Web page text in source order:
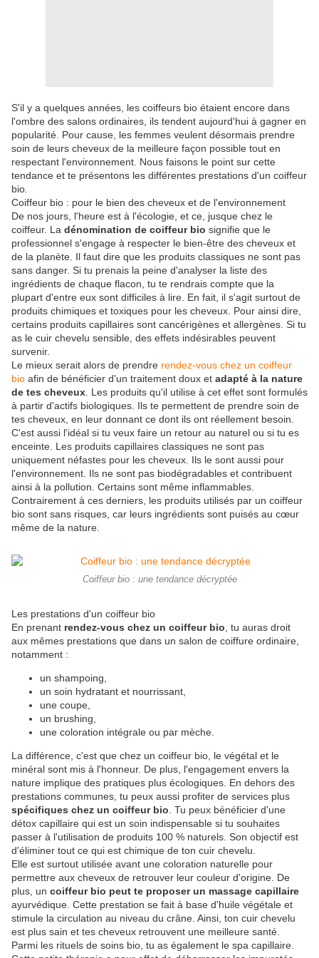
S'il y a quelques années, les coiffeurs bio étaient encore dans
l'ombre des salons ordinaires, ils tendent aujourd'hui à gagner en
popularité. Pour cause, les femmes veulent désormais prendre
soin de leurs cheveux de la meilleure façon possible tout en
respectant l'environnement. Nous faisons le point sur cette
tendance et te présentons les différentes prestations d'un coiffeur
bio.
Coiffeur bio : pour le bien des cheveux et de l'environnement
De nos jours, l'heure est à l'écologie, et ce, jusque chez le
coiffeur. La dénomination de coiffeur bio signifie que le
professionnel s'engage à respecter le bien-être des cheveux et
de la planète. Il faut dire que les produits classiques ne sont pas
sans danger. Si tu prenais la peine d'analyser la liste des
ingrédients de chaque flacon, tu te rendrais compte que la
plupart d'entre eux sont difficiles à lire. En fait, il s'agit surtout de
produits chimiques et toxiques pour les cheveux. Pour ainsi dire,
certains produits capillaires sont cancérigènes et allergènes. Si tu
as le cuir chevelu sensible, des effets indésirables peuvent
survenir.
Le mieux serait alors de prendre rendez-vous chez un coiffeur
bio afin de bénéficier d'un traitement doux et adapté à la nature
de tes cheveux . Les produits qu'il utilise à cet effet sont formulés
à partir d'actifs biologiques. Ils te permettent de prendre soin de
tes cheveux, en leur donnant ce dont ils ont réellement besoin.
C'est aussi l'idéal si tu veux faire un retour au naturel ou si tu es
enceinte. Les produits capillaires classiques ne sont pas
uniquement néfastes pour les cheveux. Ils le sont aussi pour
l'environnement. Ils ne sont pas biodégradables et contribuent
ainsi à la pollution. Certains sont même inflammables.
Contrairement à ces derniers, les produits utilisés par un coiffeur
bio sont sans risques, car leurs ingrédients sont puisés au cœur
même de la nature.
Coiffeur bio : une tendance décryptée
Les prestations d'un coiffeur bio
En prenant rendez-vous chez un coiffeur bio , tu auras droit
aux mêmes prestations que dans un salon de coiffure ordinaire,
notamment :
un shampoing,
un soin hydratant et nourrissant,
une coupe,
un brushing,
une coloration intégrale ou par mèche.
La différence, c'est que chez un coiffeur bio, le végétal et le
minéral sont mis à l'honneur. De plus, l'engagement envers la
nature implique des pratiques plus écologiques. En dehors des
prestations communes, tu peux aussi profiter de services plus
spécifiques chez un coiffeur bio . Tu peux bénéficier d'une
détox capillaire qui est un soin indispensable si tu souhaites
passer à l'utilisation de produits 100 % naturels. Son objectif est
d'éliminer tout ce qui est chimique de ton cuir chevelu.
Elle est surtout utilisée avant une coloration naturelle pour
permettre aux cheveux de retrouver leur couleur d'origine. De
plus, un coiffeur bio peut te proposer un massage capillaire
ayurvédique. Cette prestation se fait à base d'huile végétale et
stimule la circulation au niveau du crâne. Ainsi, ton cuir chevelu
est plus sain et tes cheveux retrouvent une meilleure santé.
Parmi les rituels de soins bio, tu as également le spa capillaire.